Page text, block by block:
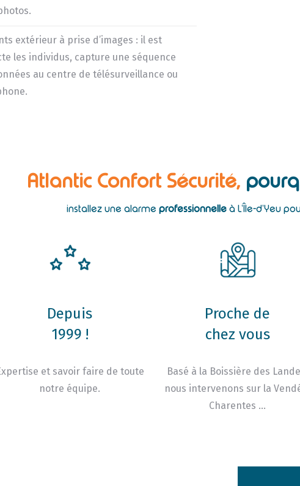
extérieur à prise d’images : il est
les individus, capture une séquence
au centre de télésurveillance ou
Atlantic Confort Sécurité,
installez une alarme professionnelle à L’Île-d’Yeu
Depuis
1999 !
et savoir faire de toute
notre équipe.
Proche de
chez vous
Basé à la Boissière des
nous intervenons sur la
Charentes …